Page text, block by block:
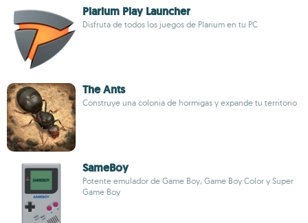
Plarium Play Launcher
Disfruta de todos los juegos de Plarium en tu PC
The Ants
Construye una colonia de hormigas y expande tu territorio
SameBoy
Potente emulador de Game Boy, Game Boy Color y Super
Game Boy